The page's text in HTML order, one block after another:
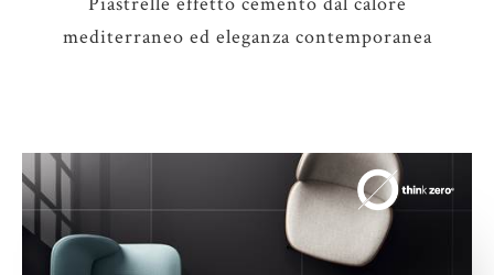
mediterraneo ed eleganza contemporanea